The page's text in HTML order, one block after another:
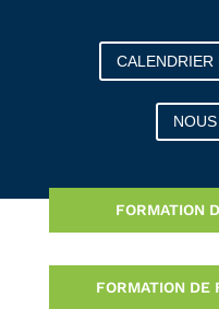
FORMATION
FORMATION DE